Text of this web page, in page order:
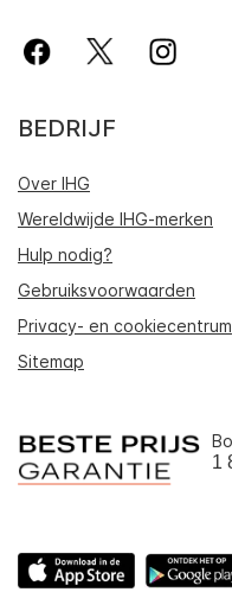
BEDRIJF
Over IHG
Wereldwijde IHG-merken
Hulp nodig?
Gebruiksvoorwaarden
Privacy- en cookiecentrum
Sitemap
1